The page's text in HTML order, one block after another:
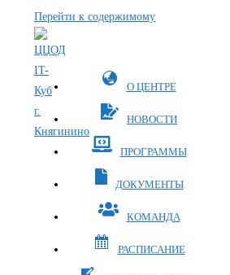
Перейти к содержимому
О ЦЕНТРЕ
НОВОСТИ
ПРОГРАММЫ
ДОКУМЕНТЫ
КОМАНДА
РАСПИСАНИЕ